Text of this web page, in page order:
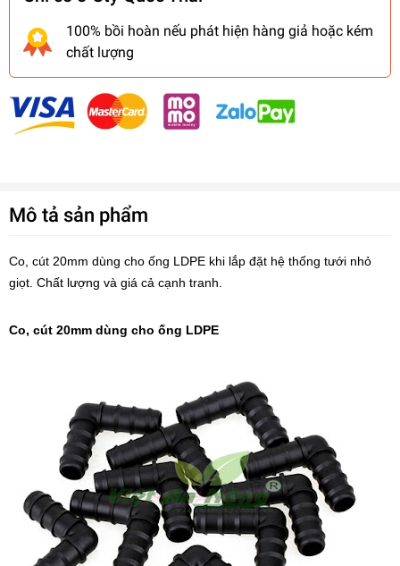
100% bồi hoàn nếu phát hiện hàng giả hoặc kém
chất lượng
Mô tả sản phẩm
Co, cút 20mm dùng cho ống LDPE khi lắp đặt hệ thống tưới nhỏ
giọt. Chất lượng và giá cả cạnh tranh.
Co, cút 20mm dùng cho ống LDPE